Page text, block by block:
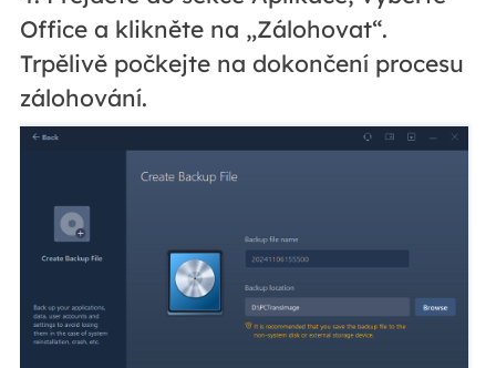
Office a klikněte na „Zálohovat“.
Trpělivě počkejte na dokončení procesu
zálohování.